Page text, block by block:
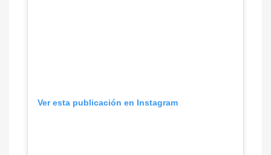
Ver esta publicación en Instagram